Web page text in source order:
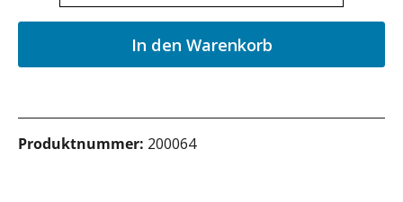
In den Warenkorb
Produktnummer: 200064